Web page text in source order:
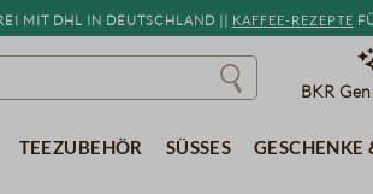
mit DHL in Deutschland || Kaffee-Rezepte
BKR
Teezubehör Süßes Geschenke